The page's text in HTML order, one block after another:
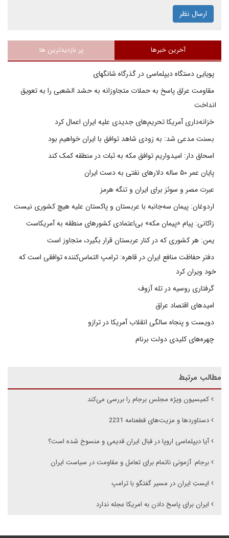
ارسال نظر
آخرین خبرها پر بازدیدترین ها
پویایی دستگاه دیپلماسی در گذرگاه شانگهای
مقاومت عراق پاسخ به حملات متجاوزانه به حشد الشعبی را به تعویق
انداخت
خزانه‌داری آمریکا تحریم‌های جدیدی علیه ایران اعمال کرد
بسنت مدعی شد: به زودی شاهد توافق با ایران خواهیم بود
اسحاق دار: امیدواریم توافق مکه به ثبات در منطقه کمک کند
پایان عمر ۵۰ ساله دلارهای نفتی به دست ایران
عبرت مصر و سوئز برای ایران و تنگه هرمز
اردوغان: پیمان سه‌جانبه با عربستان و پاکستان علیه هیچ کشوری نیست
زاکانی: پیام «پیمان مکه» بی‌اعتمادی کشورهای منطقه به آمریکاست
یمن: هر کشوری که در کنار عربستان قرار بگیرد، متجاوز است
دفتر حفاظت منافع ایران در قاهره: ترامپ التماس‌کننده توافقی است که
خود ویران کرد
گرفتاری روسیه در تله آزوف
امیدهای اقتصاد عراق
دویست و پنجاه سالگی انقلاب آمریکا در ترازو
چهره‌های کلیدی دولت برنام
مطالب مرتبط
کمیسیون ویژه مجلس برجام را بررسی می‌کند
دستاوردها و مزیت‌های قطعنامه 2231
آیا دیپلماسی اروپا در قبال ایران قدیمی و منسوخ شده است؟
برجام: آزمونی ناتمام برای تعامل و مقاومت در سیاست ایران
ایستِ ایران در مسیر گفتگو با ترامپ
ایران برای پاسخ دادن به امریکا عجله ندارد